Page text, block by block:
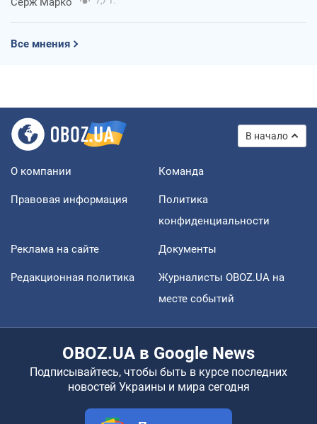
Все мнения
В начало
О компании Команда
Правовая информация
Политика
конфиденциальности
Реклама на сайте Документы
Редакционная политика
Журналисты OBOZ.UA на
месте событий
OBOZ.UA в Google News
Подписывайтесь, чтобы быть в курсе последних
новостей Украины и мира сегодня